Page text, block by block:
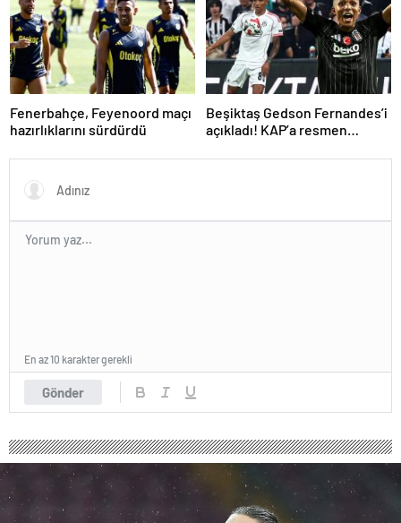
Fenerbahçe, Feyenoord maçı
hazırlıklarını sürdürdü
Beşiktaş Gedson Fernandes’i
açıkladı! KAP’a resmen
Gönder
En az 10 karakter gerekli